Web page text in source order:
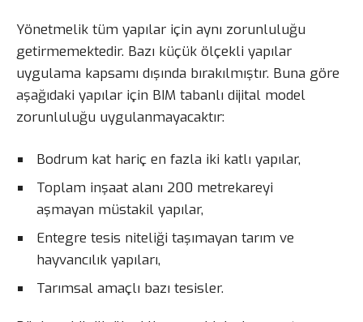
Yönetmelik tüm yapılar için aynı zorunluluğu
getirmemektedir. Bazı küçük ölçekli yapılar
uygulama kapsamı dışında bırakılmıştır. Buna göre
aşağıdaki yapılar için BIM tabanlı dijital model
zorunluluğu uygulanmayacaktır:
Bodrum kat hariç en fazla iki katlı yapılar,
Toplam inşaat alanı 200 metrekareyi
aşmayan müstakil yapılar,
Entegre tesis niteliği taşımayan tarım ve
hayvancılık yapıları,
Tarımsal amaçlı bazı tesisler.